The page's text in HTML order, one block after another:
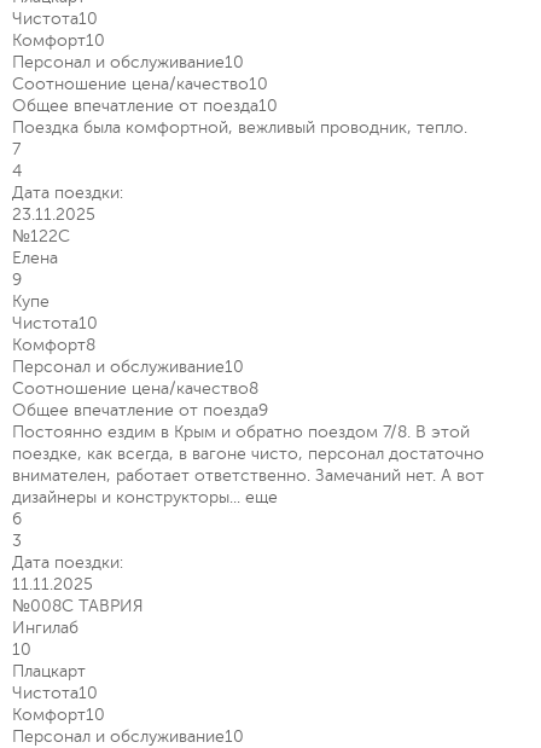
Чистота10
Комфорт10
Персонал и обслуживание10
Соотношение цена/качество10
Общее впечатление от поезда10
Поездка была комфортной, вежливый проводник, тепло.
7
4
Дата поездки:
23.11.2025
№122С
Елена
9
Купе
Чистота10
Комфорт8
Персонал и обслуживание10
Соотношение цена/качество8
Общее впечатление от поезда9
Постоянно ездим в Крым и обратно поездом 7/8. В этой
поездке, как всегда, в вагоне чисто, персонал достаточно
внимателен, работает ответственно. Замечаний нет. А вот
дизайнеры и конструкторы... еще
6
3
Дата поездки:
11.11.2025
№008С ТАВРИЯ
Ингилаб
10
Плацкарт
Чистота10
Комфорт10
Персонал и обслуживание10